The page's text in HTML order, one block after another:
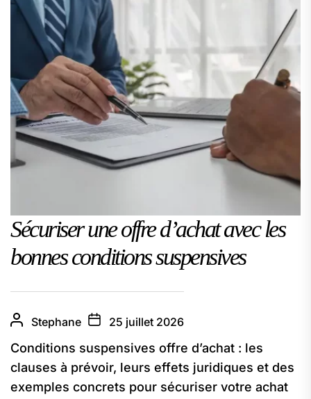
Sécuriser une offre d’achat avec les
bonnes conditions suspensives
Stephane 25 juillet 2026
Conditions suspensives offre d’achat : les
clauses à prévoir, leurs effets juridiques et des
exemples concrets pour sécuriser votre achat